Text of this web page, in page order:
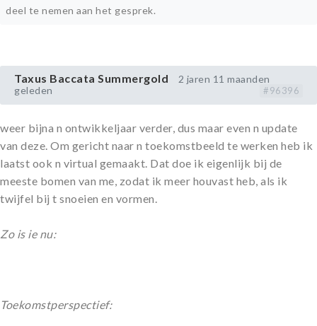
deel te nemen aan het gesprek.
Taxus Baccata Summergold
2 jaren 11 maanden
geleden
#96396
weer bijna n ontwikkeljaar verder, dus maar even n update
van deze. Om gericht naar n toekomstbeeld te werken heb ik
laatst ook n virtual gemaakt. Dat doe ik eigenlijk bij de
meeste bomen van me, zodat ik meer houvast heb, als ik
twijfel bij t snoeien en vormen.
Zo is ie nu:
Toekomstperspectief: